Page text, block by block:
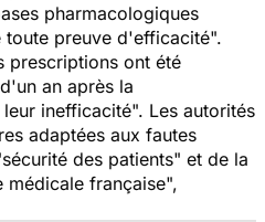
pharmacologiques
toute preuve d'efficacité".
prescriptions ont été
an après la
inefficacité". Les autorités
adaptées aux fautes
des patients" et de la
médicale française",